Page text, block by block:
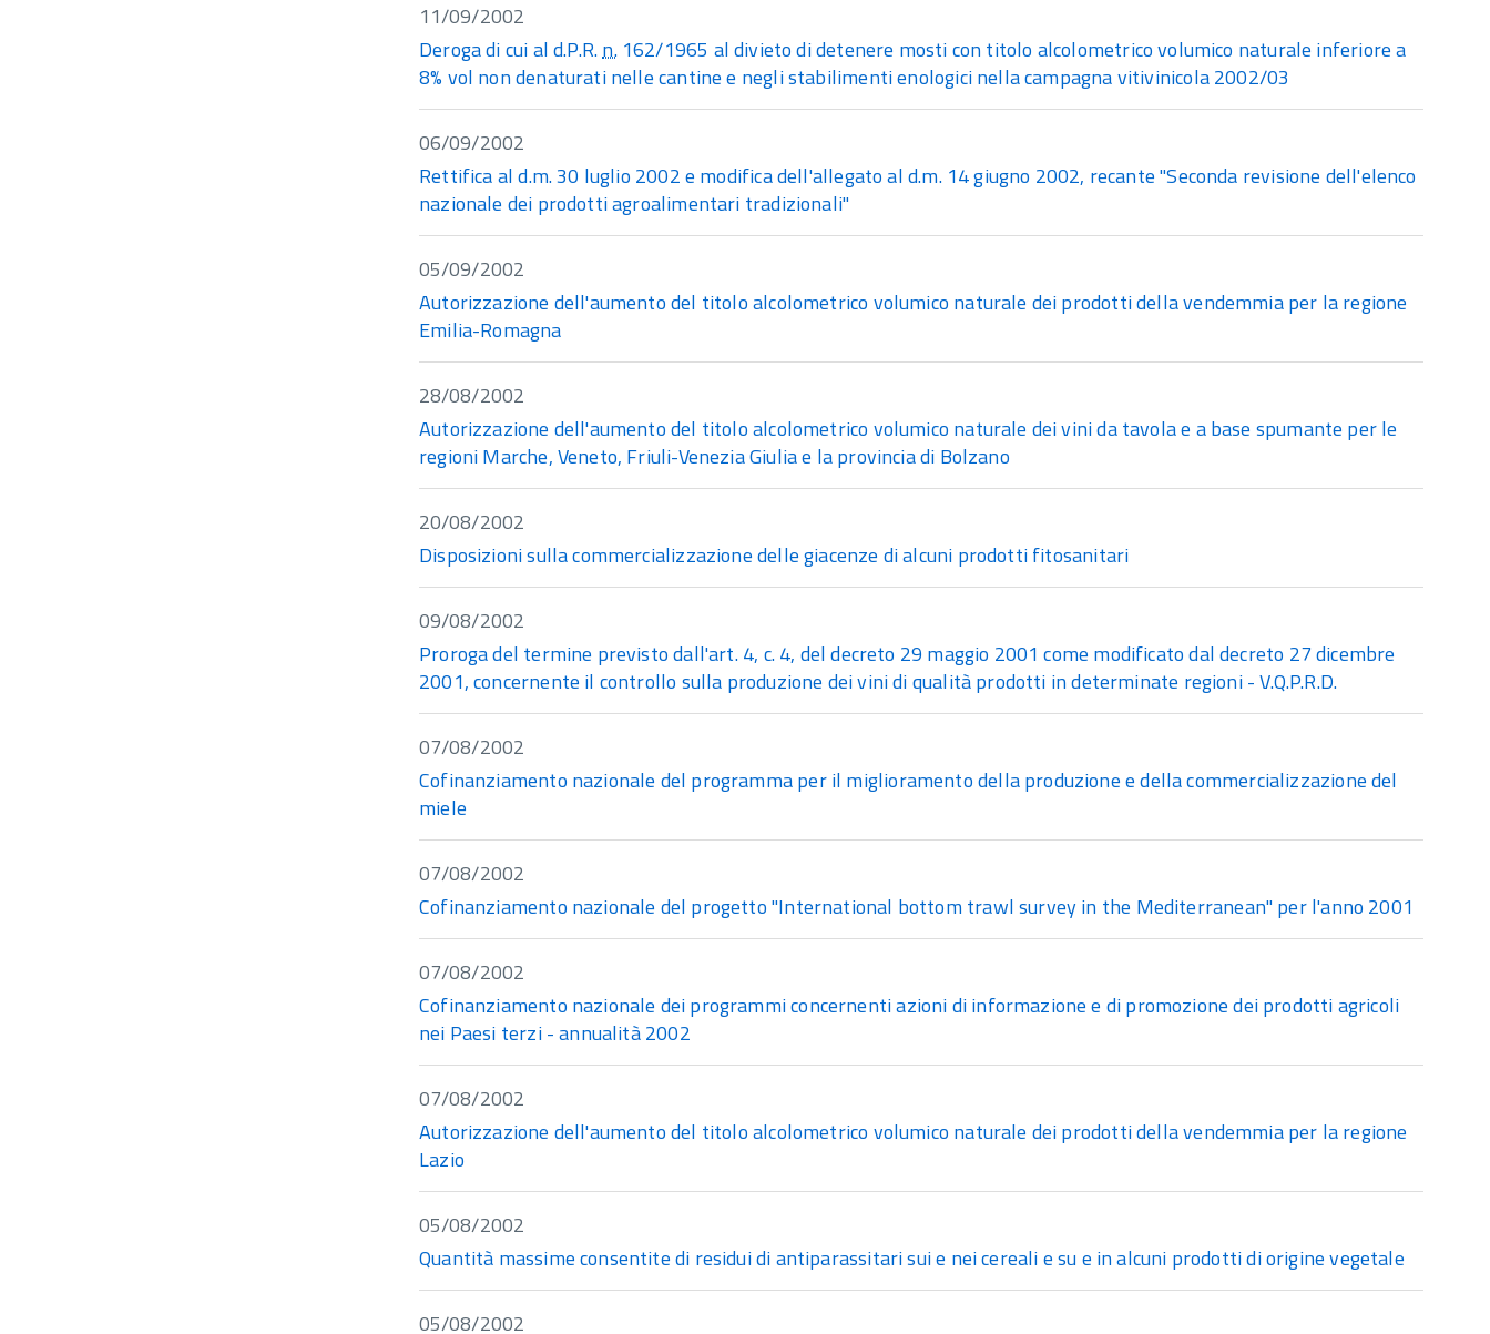
11/09/2002
Deroga di cui al d.P.R.n.162/1965 al divieto di detenere mosti con titolo alcolometrico volumico naturale inferiore a
8% vol non denaturati nelle cantine e negli stabilimenti enologici nella campagna vitivinicola 2002/03
06/09/2002
Rettifica al d.m. 30 luglio 2002 e modifica dell'allegato al d.m. 14 giugno 2002, recante "Seconda revisione dell'elenco
nazionale dei prodotti agroalimentari tradizionali"
05/09/2002
Autorizzazione dell'aumento del titolo alcolometrico volumico naturale dei prodotti della vendemmia per la regione
Emilia-Romagna
28/08/2002
Autorizzazione dell'aumento del titolo alcolometrico volumico naturale dei vini da tavola e a base spumante per le
regioni Marche, Veneto, Friuli-Venezia Giulia e la provincia di Bolzano
20/08/2002
Disposizioni sulla commercializzazione delle giacenze di alcuni prodotti fitosanitari
09/08/2002
Proroga del termine previsto dall'art. 4, c. 4, del decreto 29 maggio 2001 come modificato dal decreto 27 dicembre
2001, concernente il controllo sulla produzione dei vini di qualità prodotti in determinate regioni - V.Q.P.R.D.
07/08/2002
Cofinanziamento nazionale del programma per il miglioramento della produzione e della commercializzazione del
miele
07/08/2002
Cofinanziamento nazionale del progetto "International bottom trawl survey in the Mediterranean" per l'anno 2001
07/08/2002
Cofinanziamento nazionale dei programmi concernenti azioni di informazione e di promozione dei prodotti agricoli
nei Paesi terzi - annualità 2002
07/08/2002
Autorizzazione dell'aumento del titolo alcolometrico volumico naturale dei prodotti della vendemmia per la regione
Lazio
05/08/2002
Quantità massime consentite di residui di antiparassitari sui e nei cereali e su e in alcuni prodotti di origine vegetale
05/08/2002